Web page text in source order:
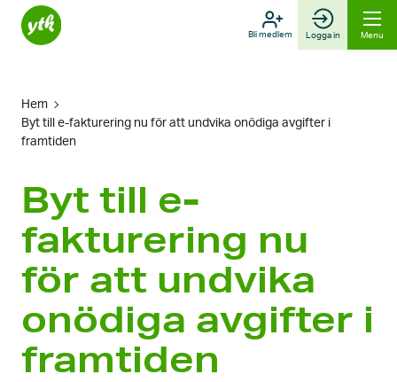
Skip
Bli medlem Logga in Menu
Hem
Byt till e-fakturering nu för att undvika onödiga avgifter i
framtiden
Byt till e-
fakturering nu
för att undvika
onödiga avgifter i
framtiden